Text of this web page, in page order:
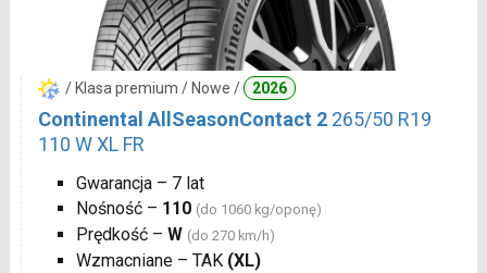
/ Klasa premium / Nowe / 2026
Continental AllSeasonContact 2 265/50 R19
110 W XL FR
Gwarancja – 7 lat
Nośność – 110 (do 1060 kg/oponę)
Prędkość – W (do 270 km/h)
Wzmacniane – TAK (XL)